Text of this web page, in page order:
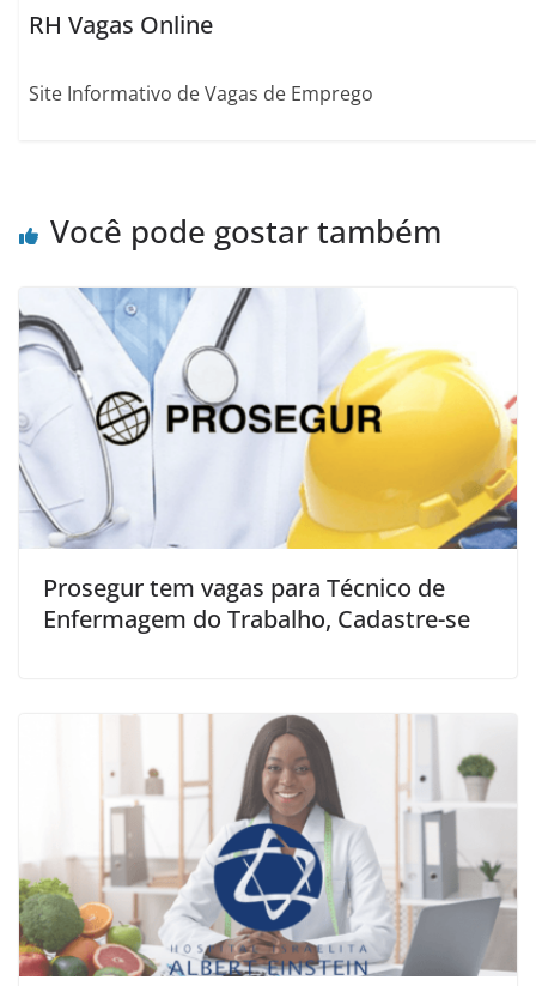
RH Vagas Online
Site Informativo de Vagas de Emprego
Você pode gostar também
Prosegur tem vagas para Técnico de
Enfermagem do Trabalho, Cadastre-se